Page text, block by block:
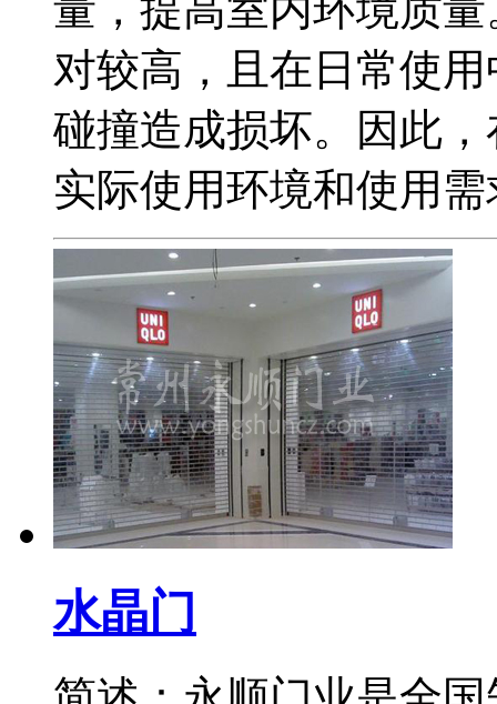
对较高，且在日常使
碰撞造成损坏。因此
实际使用环境和使用
水晶门